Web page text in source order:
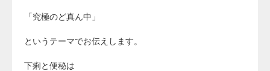
「究極のど真ん中」
というテーマでお伝えします。
下痢と便秘は